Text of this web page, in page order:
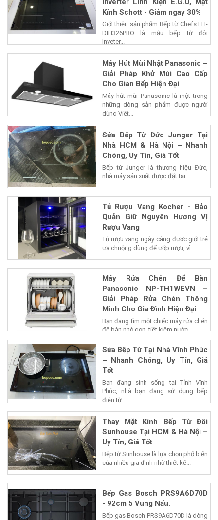
Inverter Linh Kiện E.G.O, Mặt
Kính Schott - Giảm ngay 30%
Giới thiệu sản phẩm Bếp từ Chefs EH-
DIH326PRO là mẫu bếp từ đôi
Inveter...
Máy Hút Mùi Nhật Panasonic –
Giải Pháp Khử Mùi Cao Cấp
Cho Gian Bếp Hiện Đại
Máy hút mùi Panasonic là một trong
những dòng sản phẩm được người
dùng Việt...
Sửa Bếp Từ Đức Junger Tại
Nhà HCM & Hà Nội – Nhanh
Chóng, Uy Tín, Giá Tốt
Bếp từ Junger là thương hiệu Đức,
nhà máy sản xuất được đặt tại...
Tủ Rượu Vang Kocher - Bảo
Quản Giữ Nguyên Hương Vị
Rượu Vang
Tủ rượu vang ngày càng được giới trẻ
ưa chuộng dùng để ướp rượu, vì...
Máy Rửa Chén Để Bàn
Panasonic NP-TH1WEVN –
Giải Pháp Rửa Chén Thông
Minh Cho Gia Đình Hiện Đại
Bạn đang tìm một chiếc máy rửa chén
để bàn nhỏ gọn, tiết kiệm nước...
Sửa Bếp Từ Tại Nhà Vĩnh Phúc
– Nhanh Chóng, Uy Tín, Giá
Tốt
Bạn đang sinh sống tại Tỉnh Vĩnh
Phúc, nhà bạn đang sử dụng bếp
điện từ...
Thay Mặt Kính Bếp Từ Đôi
Sunhouse Tại HCM & Hà Nội –
Uy Tín, Giá Tốt
Bếp từ Sunhouse là lựa chọn phổ biến
của nhiều gia đình nhờ thiết kế...
Bếp Gas Bosch PRS9A6D70D
- 92cm 5 Vùng Nấu.
Bếp gas Bosch PRS9A6D70D là dòng